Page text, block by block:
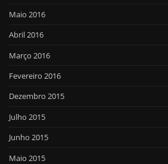
Maio 2016
Abril 2016
Março 2016
Fevereiro 2016
Dezembro 2015
Julho 2015
Junho 2015
Maio 2015